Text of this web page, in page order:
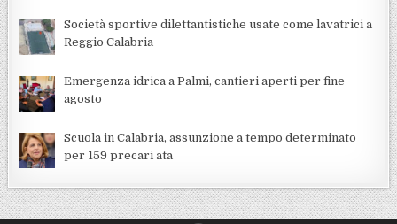
Società sportive dilettantistiche usate come lavatrici a
Reggio Calabria
Emergenza idrica a Palmi, cantieri aperti per fine
agosto
Scuola in Calabria, assunzione a tempo determinato
per 159 precari ata